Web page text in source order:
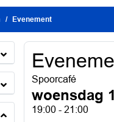
Evenement
Spoorcafé
woensdag
19:00 - 21:00